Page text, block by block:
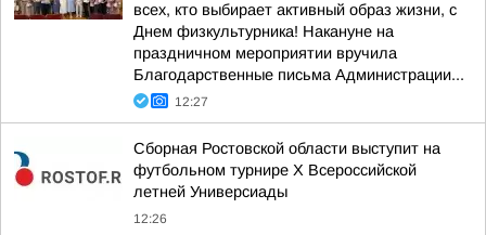
всех, кто выбирает активный образ жизни, с
Днем физкультурника! Накануне на
праздничном мероприятии вручила
Благодарственные письма Администрации...
12:27
Сборная Ростовской области выступит на
футбольном турнире X Всероссийской
летней Универсиады
12:26